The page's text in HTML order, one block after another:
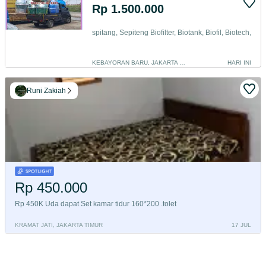
Rp 1.500.000
spitang, Sepiteng Biofilter, Biotank, Biofil, Biotech,
HARI INI
Rp 450.000
Rp 450K Uda dapat Set kamar tidur 160*200 .tolet
KRAMAT JATI, JAKARTA TIMUR 17 JUL
Runi Zakiah